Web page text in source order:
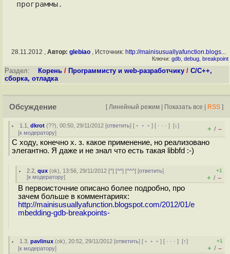
28.11.2012 , Автор: glebiao, Источник: http://mainisusuallyafunction.blogs...
Ключи: gdb debug breakpoint
Раздел: Корень / Программисту и web-разработчику / C/C++,
сборка, отладка
Обсуждение [ Линейный режим | Показать все | RSS ]
1.1 ,dkrot (??), 00:50, 29/11/2012 [ответить] [ ﹢﹢﹢] [ · · ·][↓]
[к модератору] + / –
С ходу, конечно х. з. какое применение, но реализовано
элегантно. Я даже и не знал что есть такая libbfd :-)
2.2 ,qux (ok), 13:56, 29/11/2012 [^] [^^] [^^^] [ответить]
[к модератору]
+1
+ / –
В первоисточние описано более подробно, про
зачем больше в комментариях:
http://mainisusuallyafunction.blogspot.com/2012/01/e
mbedding-gdb-breakpoints-
1.3 ,pavlinux (ok), 20:52, 29/11/2012 [ответить] [ ﹢﹢﹢] [ · · ·][↑]
[к модератору]
+1
+ / –